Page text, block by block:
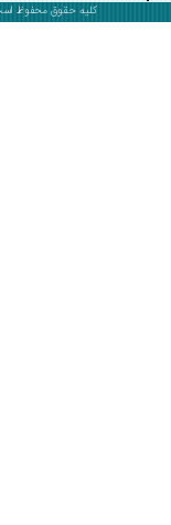
کلیه حقوق محفوظ است و